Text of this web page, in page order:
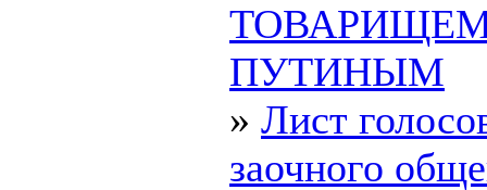
ПУТИНЫМ
» Лист
заочного